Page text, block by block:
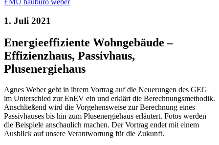
EMU baubüro weber
1. Juli 2021
Energieeffiziente Wohngebäude –
Effizienzhaus, Passivhaus,
Plusenergiehaus
Agnes Weber geht in ihrem Vortrag auf die Neuerungen des GEG
im Unterschied zur EnEV ein und erklärt die Berechnungsmethodik.
Anschließend wird die Vorgehensweise zur Berechnung eines
Passivhauses bis hin zum Plusenergiehaus erläutert. Fotos werden
die Beispiele anschaulich machen. Der Vortrag endet mit einem
Ausblick auf unsere Verantwortung für die Zukunft.